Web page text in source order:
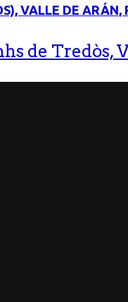
de Tredòs,